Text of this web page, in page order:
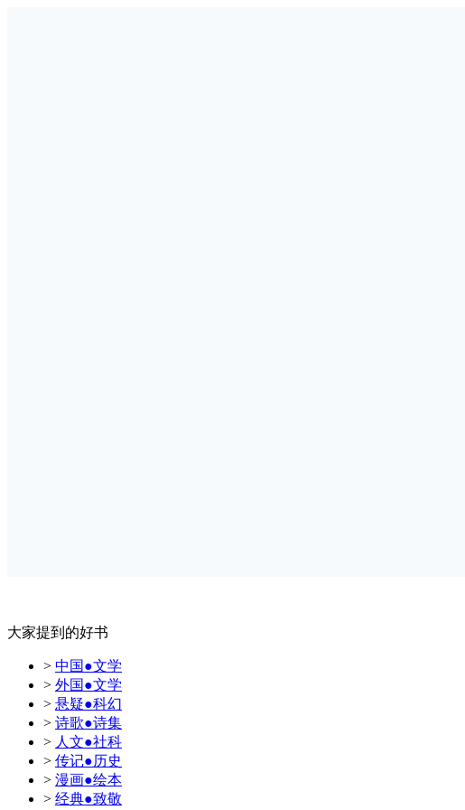
大家提到的好书
> 中国●文学
> 外国●文学
> 悬疑●科幻
> 诗歌●诗集
> 人文●社科
> 传记●历史
> 漫画●绘本
> 经典●致敬